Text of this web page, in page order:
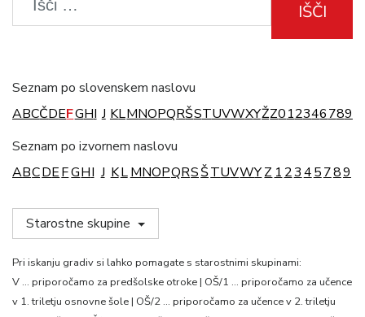
IŠČI
Seznam po slovenskem naslovu
ABCČDEFGHI J KLMNOPQRŠSTUVWXYŽZ012346789
Seznam po izvornem naslovu
ABCDEFGHI J KLMNOPQRSŠTUVWYZ 1 2345789
Starostne skupine
Pri iskanju gradiv si lahko pomagate s starostnimi skupinami:
V … priporočamo za predšolske otroke | OŠ/1 … priporočamo za učence
v 1. triletju osnovne šole | OŠ/2 … priporočamo za učence v 2. triletju